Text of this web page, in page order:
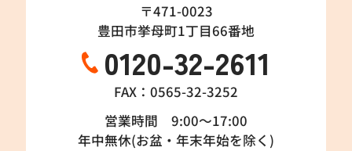
〒471-0023
豊田市挙母町1丁目66番地
0120-32-2611
FAX：0565-32-3252
営業時間 9:00～17:00
年中無休(お盆・年末年始を除く)